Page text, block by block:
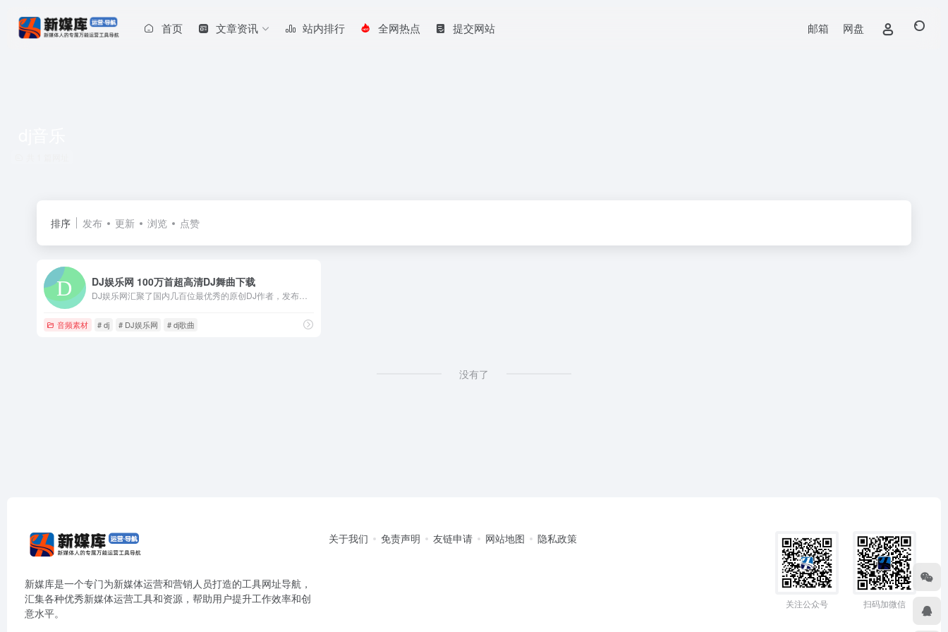
首页 文章资讯 站内排行 全网热点 提交网站 邮箱 网盘
排序 发布 更新 浏览 点赞
DJ娱乐网 100万首超高清DJ舞曲下载
音频素材 # dj # DJ娱乐网 # dj歌曲
没有了
新媒库是一个专门为新媒体运营和营销人员打造的工具网址导航，
汇集各种优秀新媒体运营工具和资源，帮助用户提升工作效率和创
意水平。
关于我们 免责声明 友链申请 网站地图 隐私政策
关注公众号 扫码加微信